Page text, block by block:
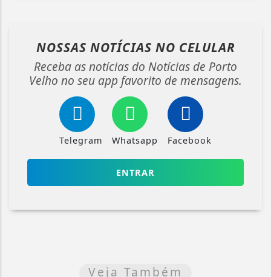
NOSSAS NOTÍCIAS NO CELULAR
Receba as notícias do Notícias de Porto
Velho no seu app favorito de mensagens.
Telegram Whatsapp Facebook
ENTRAR
Veja Também